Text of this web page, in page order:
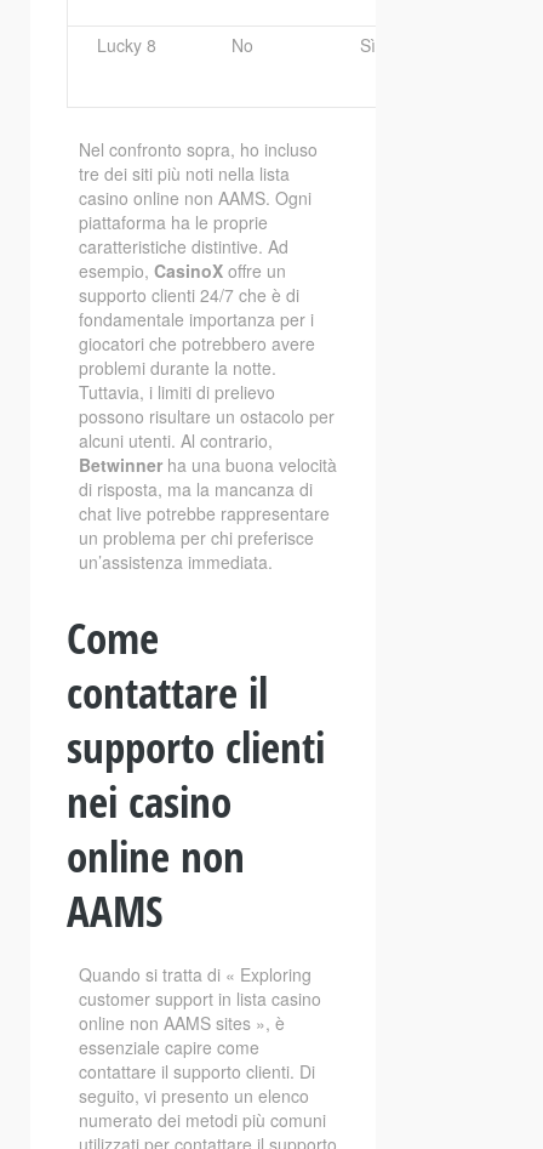
Lucky 8 No Sì
Nel confronto sopra, ho incluso
tre dei siti più noti nella lista
casino online non AAMS. Ogni
piattaforma ha le proprie
caratteristiche distintive. Ad
esempio, CasinoX offre un
supporto clienti 24/7 che è di
fondamentale importanza per i
giocatori che potrebbero avere
problemi durante la notte.
Tuttavia, i limiti di prelievo
possono risultare un ostacolo per
alcuni utenti. Al contrario,
Betwinner ha una buona velocità
di risposta, ma la mancanza di
chat live potrebbe rappresentare
un problema per chi preferisce
un’assistenza immediata.
Come
contattare il
supporto clienti
nei casino
online non
AAMS
Quando si tratta di « Exploring
customer support in lista casino
online non AAMS sites », è
essenziale capire come
contattare il supporto clienti. Di
seguito, vi presento un elenco
numerato dei metodi più comuni